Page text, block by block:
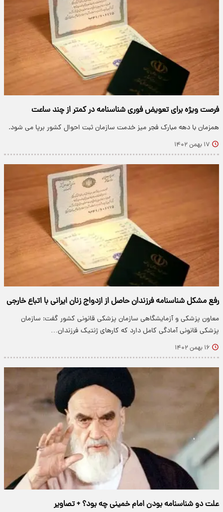
فرصت ویژه برای تعویض فوری شناسنامه در کمتر از چند ساعت
همزمان با دهه مبارک فجر میز خدمت سازمان ثبت احوال کشور برپا می شود.
۱۷ بهمن ۱۴۰۲
رفع مشکل شناسنامه فرزندان حاصل از ازدواج زنان ایرانی با اتباع خارجی
معاون پزشکی و آزمایشگاهی سازمان پزشکی قانونی کشور گفت: سازمان
پزشکی قانونی آمادگی کامل دارد که کارهای ژنتیک فرزندان…
۱۶ بهمن ۱۴۰۲
علت دو شناسنامه بودن امام خمینی چه بود؟ + تصاویر